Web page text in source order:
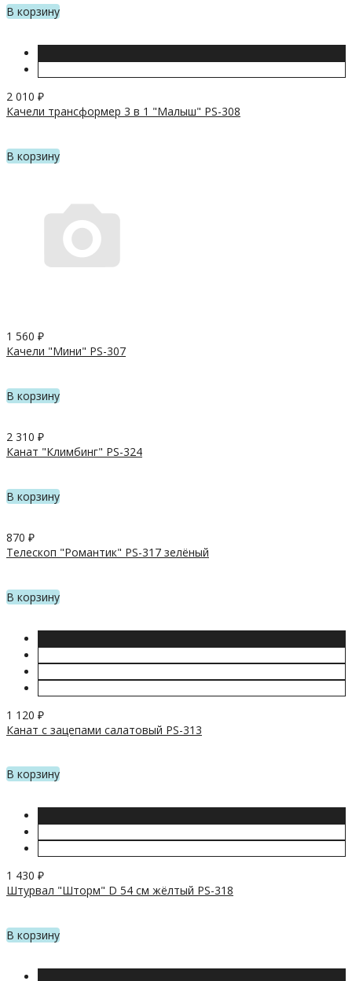
В корзину
2 010 ₽
Качели трансформер 3 в 1 "Малыш" PS-308
В корзину
1 560 ₽
Качели "Мини" PS-307
В корзину
2 310 ₽
Канат "Климбинг" PS-324
В корзину
870 ₽
Телескоп "Романтик" PS-317 зелёный
В корзину
1 120 ₽
Канат с зацепами салатовый PS-313
В корзину
1 430 ₽
Штурвал "Шторм" D 54 см жёлтый PS-318
В корзину